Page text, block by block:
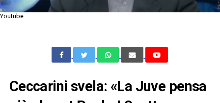
Youtube
Ceccarini svela: «La Juve pensa